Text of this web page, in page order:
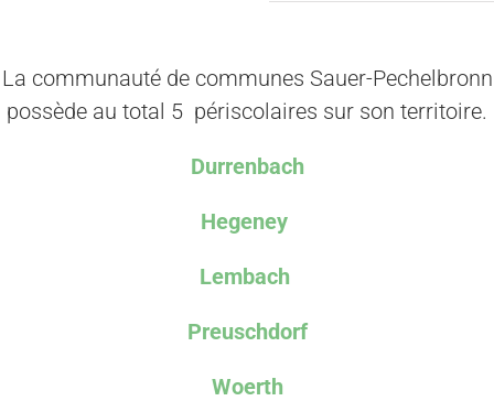
La communauté de communes Sauer-Pechelbronn
possède au total 5 périscolaires sur son territoire.
Durrenbach
Hegeney
Lembach
Preuschdorf
Woerth